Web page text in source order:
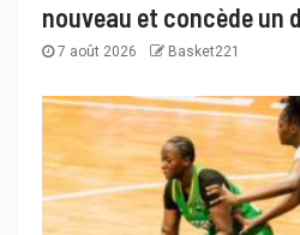
nouveau et concède un
7 août 2026 Basket221